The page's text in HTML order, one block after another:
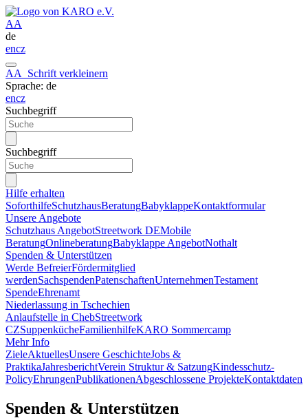
AA
de
encz
AA
Schrift verkleinern
Sprache: de
encz
Suchbegriff
Suchbegriff
Hilfe erhalten
SoforthilfeSchutzhausBeratungBabyklappeKontaktformular
Unsere Angebote
Schutzhaus AngebotStreetwork DEMobile
BeratungOnlineberatungBabyklappe AngebotNothalt
Spenden & Unterstützen
Werde BefreierFördermitglied
werdenSachspendenPatenschaftenUnternehmenTestament
SpendeEhrenamt
Niederlassung in Tschechien
Anlaufstelle in ChebStreetwork
CZSuppenkücheFamilienhilfeKARO Sommercamp
Mehr Info
ZieleAktuellesUnsere GeschichteJobs &
PraktikaJahresberichtVerein Struktur & SatzungKindesschutz-
PolicyEhrungenPublikationenAbgeschlossene ProjekteKontaktdaten
Spenden & Unterstützen